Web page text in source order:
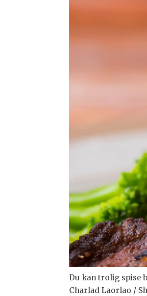
Du kan trolig spise
Charlad Laorlao /